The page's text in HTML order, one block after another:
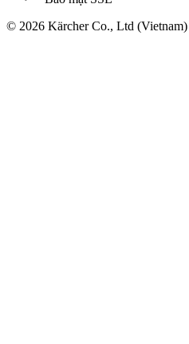
© 2026 Kärcher Co., Ltd (Vietnam)